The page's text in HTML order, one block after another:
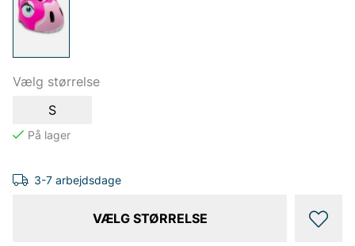
Vælg størrelse
S
3-7 arbejdsdage
VÆLG STØRRELSE